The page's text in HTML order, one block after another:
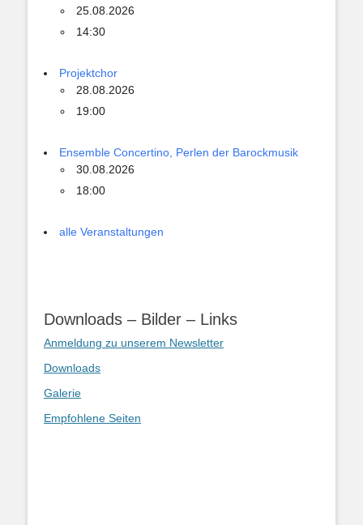
25.08.2026
14:30
Projektchor
28.08.2026
19:00
Ensemble Concertino, Perlen der Barockmusik
30.08.2026
18:00
alle Veranstaltungen
Downloads – Bilder – Links
Anmeldung zu unserem Newsletter
Downloads
Galerie
Empfohlene Seiten